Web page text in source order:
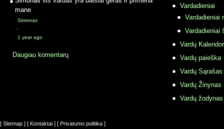
mane
Simonas
·
1 year ago
Daugiau komentarų
Vardadieniai
Vardadieniai
Vardadieniai
Vardų
Vardų paieška
Vardų Sąrašas
Vardų Žinynas
Vardų
[ Sitemap ] [ Kontaktai ] [ Privatumo politika ]